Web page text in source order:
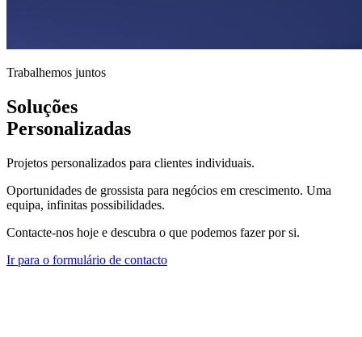
Trabalhemos juntos
Soluções
Personalizadas
Projetos personalizados para clientes individuais.
Oportunidades de grossista para negócios em crescimento. Uma
equipa, infinitas possibilidades.
Contacte-nos hoje e descubra o que podemos fazer por si.
Ir para o formulário de contacto